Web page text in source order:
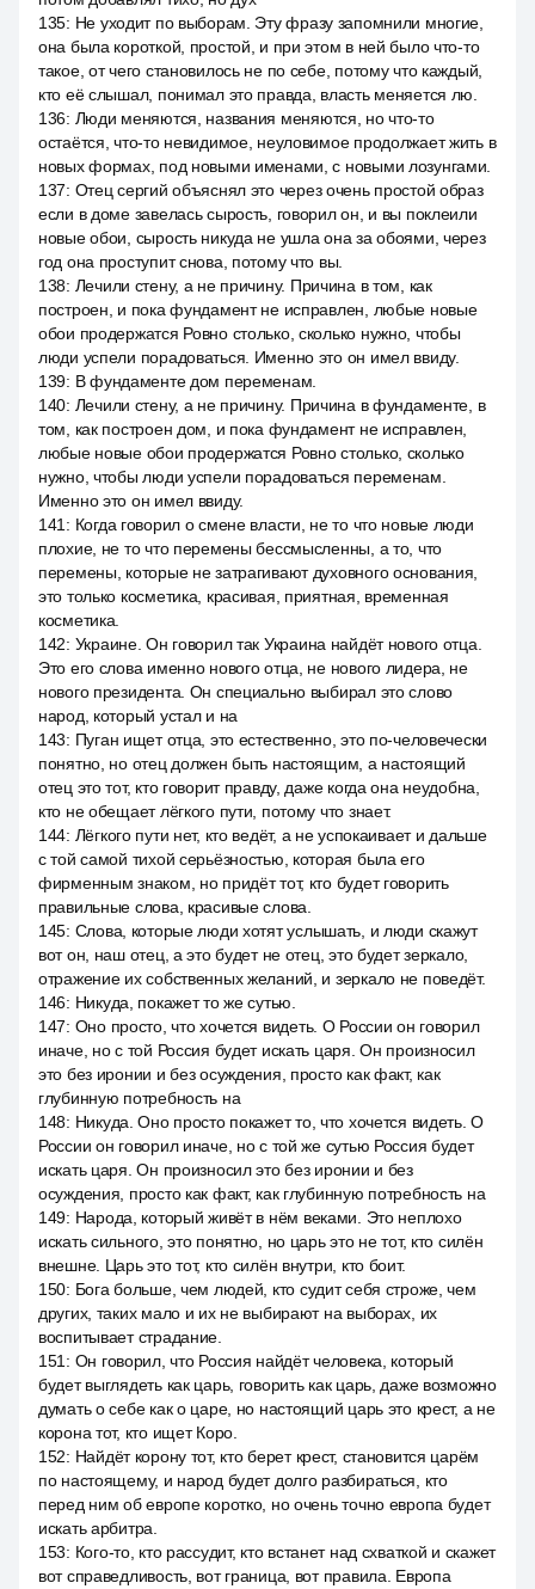
135: Не уходит по выборам. Эту фразу запомнили многие,
она была короткой, простой, и при этом в ней было что-то
такое, от чего становилось не по себе, потому что каждый,
кто её слышал, понимал это правда, власть меняется лю.
136: Люди меняются, названия меняются, но что-то
остаётся, что-то невидимое, неуловимое продолжает жить в
новых формах, под новыми именами, с новыми лозунгами.
137: Отец сергий объяснял это через очень простой образ
если в доме завелась сырость, говорил он, и вы поклеили
новые обои, сырость никуда не ушла она за обоями, через
год она проступит снова, потому что вы.
138: Лечили стену, а не причину. Причина в том, как
построен, и пока фундамент не исправлен, любые новые
обои продержатся Ровно столько, сколько нужно, чтобы
люди успели порадоваться. Именно это он имел ввиду.
139: В фундаменте дом переменам.
140: Лечили стену, а не причину. Причина в фундаменте, в
том, как построен дом, и пока фундамент не исправлен,
любые новые обои продержатся Ровно столько, сколько
нужно, чтобы люди успели порадоваться переменам.
Именно это он имел ввиду.
141 : Когда говорил о смене власти, не то что новые люди
плохие, не то что перемены бессмысленны, а то, что
перемены, которые не затрагивают духовного основания,
это только косметика, красивая, приятная, временная
косметика.
142: Украине. Он говорил так Украина найдёт нового отца.
Это его слова именно нового отца, не нового лидера, не
нового президента. Он специально выбирал это слово
народ, который устал и на
143: Пуган ищет отца, это естественно, это по-человечески
понятно, но отец должен быть настоящим, а настоящий
отец это тот, кто говорит правду, даже когда она неудобна,
кто не обещает лёгкого пути, потому что знает.
144: Лёгкого пути нет, кто ведёт, а не успокаивает и дальше
с той самой тихой серьёзностью, которая была его
фирменным знаком, но придёт тот, кто будет говорить
правильные слова, красивые слова.
145: Слова, которые люди хотят услышать, и люди скажут
вот он, наш отец, а это будет не отец, это будет зеркало,
отражение их собственных желаний, и зеркало не поведёт.
146: Никуда, покажет то же сутью.
147: Оно просто, что хочется видеть. О России он говорил
иначе, но с той Россия будет искать царя. Он произносил
это без иронии и без осуждения, просто как факт, как
глубинную потребность на
148: Никуда. Оно просто покажет то, что хочется видеть. О
России он говорил иначе, но с той же сутью Россия будет
искать царя. Он произносил это без иронии и без
осуждения, просто как факт, как глубинную потребность на
149: Народа, который живёт в нём веками. Это неплохо
искать сильного, это понятно, но царь это не тот, кто силён
внешне. Царь это тот, кто силён внутри, кто боит.
150: Бога больше, чем людей, кто судит себя строже, чем
других, таких мало и их не выбирают на выборах, их
воспитывает страдание.
151 : Он говорил, что Россия найдёт человека, который
будет выглядеть как царь, говорить как царь, даже возможно
думать о себе как о царе, но настоящий царь это крест, а не
корона тот, кто ищет Коро.
152: Найдёт корону тот, кто берет крест, становится царём
по настоящему, и народ будет долго разбираться, кто
перед ним об европе коротко, но очень точно европа будет
искать арбитра.
153: Кого-то, кто рассудит, кто встанет над схваткой и скажет
вот справедливость, вот граница, вот правила. Европа